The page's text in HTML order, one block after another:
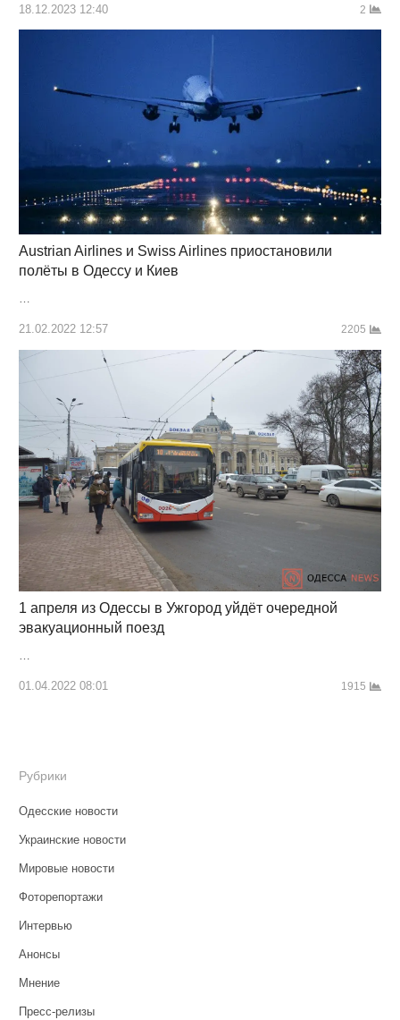
18.12.2023 12:40 2
Austrian Airlines и Swiss Airlines приостановили
полёты в Одессу и Киев
…
21.02.2022 12:57 2205
1 апреля из Одессы в Ужгород уйдёт очередной
эвакуационный поезд
…
01.04.2022 08:01 1915
Рубрики
Одесские новости
Украинские новости
Мировые новости
Фоторепортажи
Интервью
Анонсы
Мнение
Пресс-релизы